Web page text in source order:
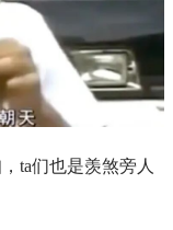
ta们也是羡煞旁人